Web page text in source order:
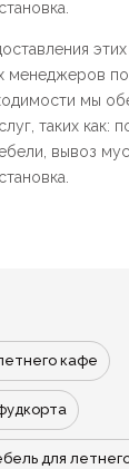
менеджеров
мы
таких как:
вывоз
кафе
для